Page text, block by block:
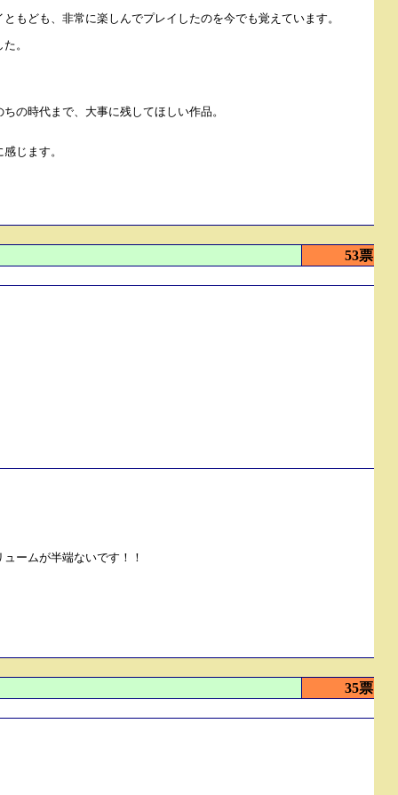
もども、非常に楽しんでプレイしたのを今でも覚えています。
。
の時代まで、大事に残してほしい作品。
じます。
53票
ームが半端ないです！！
35票